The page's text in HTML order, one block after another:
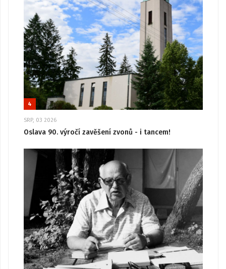
4
SRP, 03 2026
Oslava 90. výročí zavěšení zvonů - i tancem!